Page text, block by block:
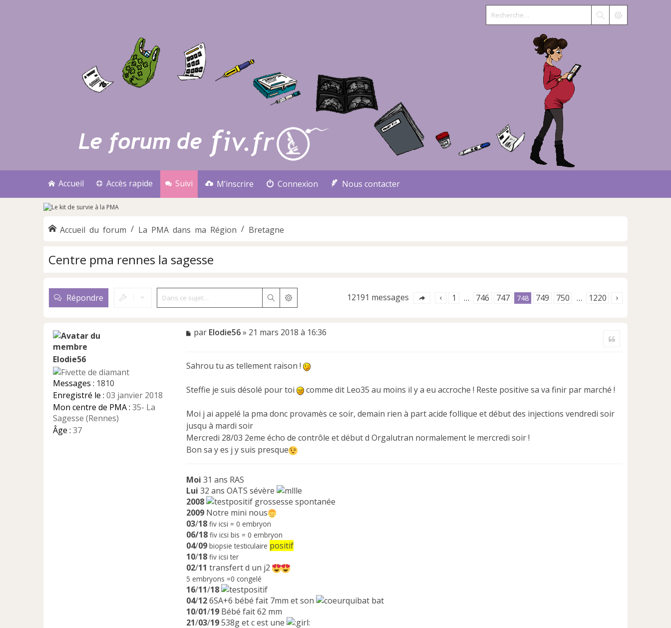
Accueil Accès rapide Suivi M’inscrire Connexion Nous contacter
Accueil du forum La PMA dans ma Région Bretagne
Centre pma rennes la sagesse
Répondre RechercherRecherche avancée12191 messages 1 … 746 747 748 749 750 … 1220
Elodie56
Messages : 1810
Enregistré le : 03 janvier 2018
Mon centre de PMA : 35- La
Sagesse (Rennes)
Âge : 37
M
a
e
n
l
u
par Elodie56» 21 mars 2018 à 16:36
Sahrou tu as tellement raison !
Steffie je suis désolé pour toi comme dit Leo35 au moins il y a eu accroche ! Reste positive sa va finir par marché !
Moi j ai appelé la pma donc provamès ce soir, demain rien à part acide follique et début des injections vendredi soir
jusqu à mardi soir
Mercredi 28/03 2eme écho de contrôle et début d Orgalutran normalement le mercredi soir !
Bon sa y es j y suis presque
Moi 31 ans RAS
Lui 32 ans OATS sévère
2008
grossesse spontanée
2009 Notre mini nous
03/18 fiv icsi = 0 embryon
06/18 fiv icsi bis = 0 embryon
04/09 biopsie testiculaire positif
10/18 fiv icsi ter
02/11 transfert d un j2
5 embryons =0 congelé
16/11/18
04/126SA+6 bébé fait 7mm et son
bat
10/01/19 Bébé fait 62 mm
21/03/19538g et c est une